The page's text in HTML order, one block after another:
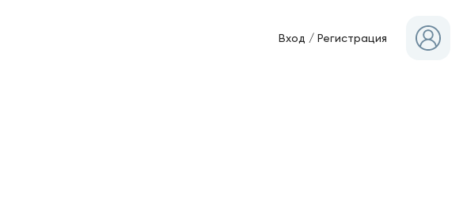
Вход /Регистрация